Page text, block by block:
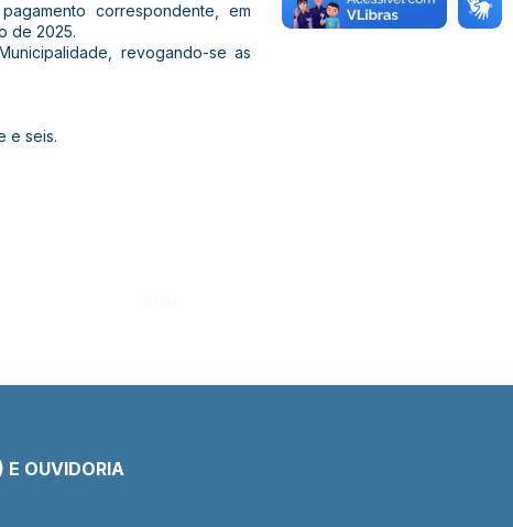
correspondente, em
de 2025.
revogando-se as
e seis.
E OUVIDORIA